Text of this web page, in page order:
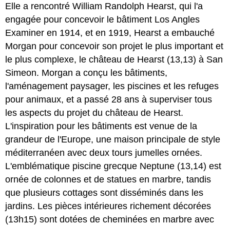
Elle a rencontré William Randolph Hearst, qui l'a
engagée pour concevoir le bâtiment Los Angles
Examiner en 1914, et en 1919, Hearst a embauché
Morgan pour concevoir son projet le plus important et
le plus complexe, le château de Hearst (13,13) à San
Simeon. Morgan a conçu les bâtiments,
l'aménagement paysager, les piscines et les refuges
pour animaux, et a passé 28 ans à superviser tous
les aspects du projet du château de Hearst.
L'inspiration pour les bâtiments est venue de la
grandeur de l'Europe, une maison principale de style
méditerranéen avec deux tours jumelles ornées.
L'emblématique piscine grecque Neptune (13,14) est
ornée de colonnes et de statues en marbre, tandis
que plusieurs cottages sont disséminés dans les
jardins. Les pièces intérieures richement décorées
(13h15) sont dotées de cheminées en marbre avec